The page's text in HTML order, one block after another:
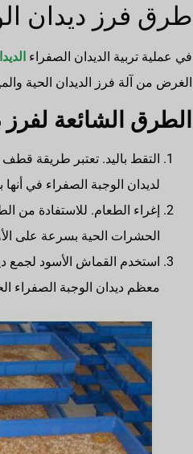
طرق فرز ديدان
في عملية تربية الديدان الصفراء
الغرض من آلة فرز الديدان الحية
الطرق الشائعة لفرز
التقط باليد. تعتبر طريقة
لديدان الوجبة الصفراء في
إغراء الطعام. للاستفادة
الحشرات الحية بسرعة على
استخدم القماش الأسود لجمع
معظم ديدان الوجبة الصفراء